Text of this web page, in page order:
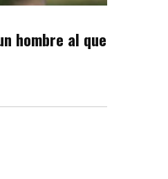
hombre al que